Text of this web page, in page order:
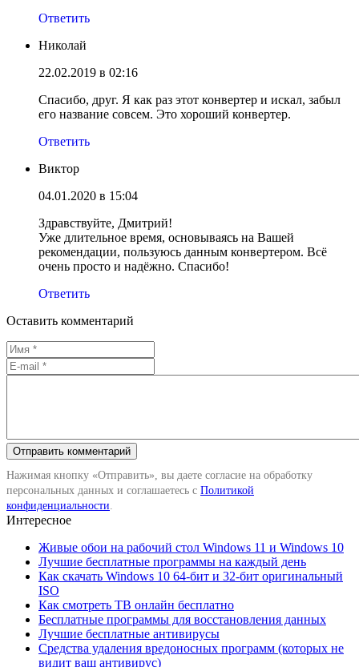
Ответить
Николай
22.02.2019 в 02:16
Спасибо, друг. Я как раз этот конвертер и искал, забыл
его название совсем. Это хороший конвертер.
Ответить
Виктор
04.01.2020 в 15:04
Здравствуйте, Дмитрий!
Уже длительное время, основываясь на Вашей
рекомендации, пользуюсь данным конвертером. Всё
очень просто и надёжно. Спасибо!
Ответить
Оставить комментарий
Нажимая кнопку «Отправить», вы даете согласие на обработку
персональных данных и соглашаетесь с Политикой
конфиденциальности
Интересное
Живые обои на рабочий стол Windows 11 и Windows 10
Лучшие бесплатные программы на каждый день
Как скачать Windows 10 64-бит и 32-бит оригинальный
ISO
Как смотреть ТВ онлайн бесплатно
Бесплатные программы для восстановления данных
Лучшие бесплатные антивирусы
Средства удаления вредоносных программ (которых не
видит ваш антивирус)